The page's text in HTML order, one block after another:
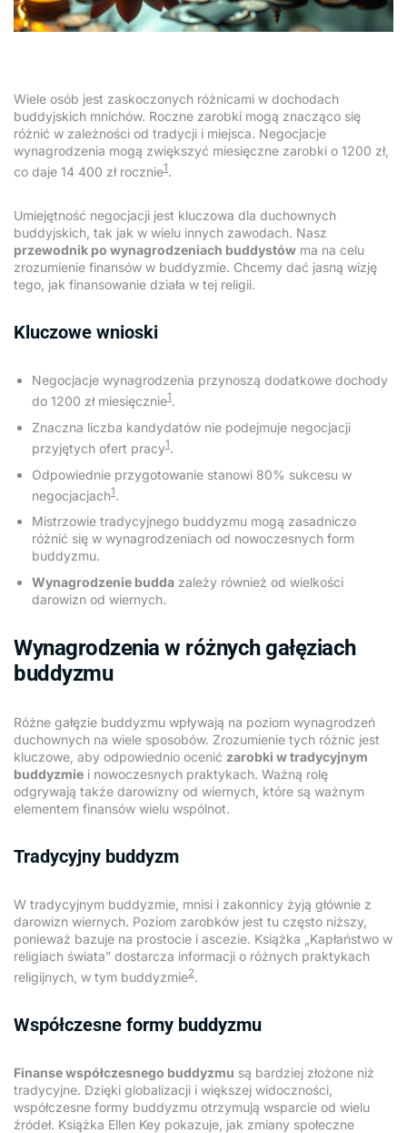
Wiele osób jest zaskoczonych różnicami w dochodach
buddyjskich mnichów. Roczne zarobki mogą znacząco się
różnić w zależności od tradycji i miejsca. Negocjacje
wynagrodzenia mogą zwiększyć miesięczne zarobki o 1200 zł,
co daje 14 400 zł rocznie1
Umiejętność negocjacji jest kluczowa dla duchownych
buddyjskich, tak jak w wielu innych zawodach. Nasz
przewodnik po wynagrodzeniach buddystów ma na celu
zrozumienie finansów w buddyzmie. Chcemy dać jasną wizję
tego, jak finansowanie działa w tej religii.
Kluczowe wnioski
Negocjacje wynagrodzenia przynoszą dodatkowe dochody
do 1200 zł miesięcznie1.
Znaczna liczba kandydatów nie podejmuje negocjacji
przyjętych ofert pracy1.
Odpowiednie przygotowanie stanowi 80% sukcesu w
negocjacjach1
Mistrzowie tradycyjnego buddyzmu mogą zasadniczo
różnić się w wynagrodzeniach od nowoczesnych form
buddyzmu.
Wynagrodzenie budda zależy również od wielkości
darowizn od wiernych.
Wynagrodzenia w różnych gałęziach
buddyzmu
Różne gałęzie buddyzmu wpływają na poziom wynagrodzeń
duchownych na wiele sposobów. Zrozumienie tych różnic jest
kluczowe, aby odpowiednio ocenić zarobki w tradycyjnym
buddyzmie i nowoczesnych praktykach. Ważną rolę
odgrywają także darowizny od wiernych, które są ważnym
elementem finansów wielu wspólnot.
Tradycyjny buddyzm
W tradycyjnym buddyzmie, mnisi i zakonnicy żyją głównie z
darowizn wiernych. Poziom zarobków jest tu często niższy,
ponieważ bazuje na prostocie i ascezie. Książka „Kapłaństwo w
religiach świata” dostarcza informacji o różnych praktykach
religijnych, w tym buddyzmie2.
Współczesne formy buddyzmu
Finanse współczesnego buddyzmu są bardziej złożone niż
tradycyjne. Dzięki globalizacji i większej widoczności,
współczesne formy buddyzmu otrzymują wsparcie od wielu
źródeł. Książka Ellen Key pokazuje, jak zmiany społeczne